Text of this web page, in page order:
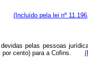
(Incluído pela lei nº
pelas pessoas
por cento) para a Cofins.